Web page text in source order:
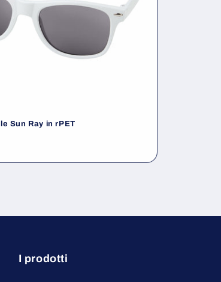
Sun Ray in rPET
I prodotti